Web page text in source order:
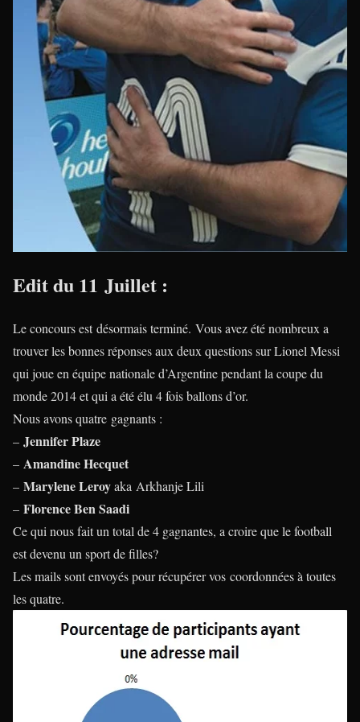
Edit du 11 Juillet :
Le concours est désormais terminé. Vous avez été nombreux a
trouver les bonnes réponses aux deux questions sur Lionel Messi
qui joue en équipe nationale d’Argentine pendant la coupe du
monde 2014 et qui a été élu 4 fois ballons d’or.
Nous avons quatre gagnants :
– Jennifer Plaze
– Amandine Hecquet
– Marylene Leroyaka Arkhanje Lili
– Florence Ben Saadi
Ce qui nous fait un total de 4 gagnantes, a croire que le football
est devenu un sport de filles?
Les mails sont envoyés pour récupérer vos coordonnées à toutes
les quatre.